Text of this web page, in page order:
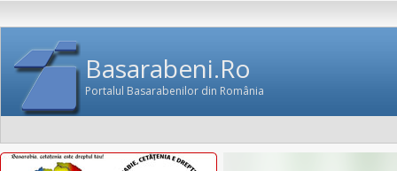
Basarabeni.Ro
Portalul Basarabenilor din România